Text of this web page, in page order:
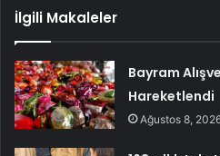
İlgili Makaleler
Bayram
Hareketlendi
Ağustos 8,